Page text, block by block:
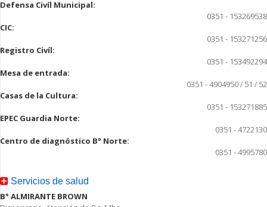
Defensa Civíl Municipal:
0351 - 153269538
CIC:
0351 - 153271256
Registro Civíl:
0351 - 153492294
Mesa de entrada:
0351 - 4904950 / 51 / 52
Casas de la Cultura:
0351 - 153271885
EPEC Guardia Norte:
0351 - 4722130
Centro de diagnóstico B° Norte:
0351 - 4995780
Servicios de salud
B° ALMIRANTE BROWN